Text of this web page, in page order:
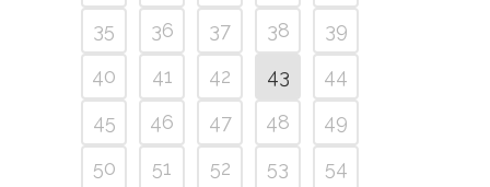
35
36 37 38
39
40
41 42 43
44
45
46 47 48
49
50
51 52 53
54